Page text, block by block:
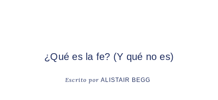
¿Qué es la fe? (Y qué no es)
Escrito por ALISTAIR BEGG